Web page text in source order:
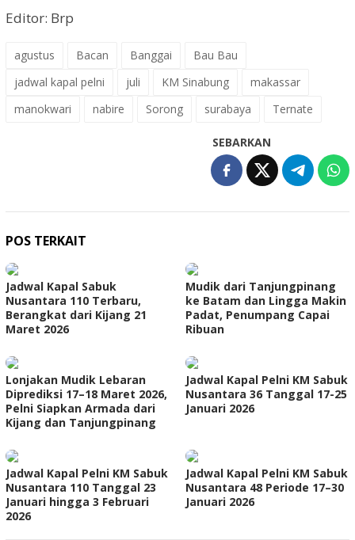
Editor: Brp
agustus Bacan Banggai
Bau Bau
jadwal kapal pelni
juli KM Sinabung
makassar
manokwari
nabire Sorong surabaya Ternate
SEBARKAN
POS TERKAIT
Jadwal Kapal Sabuk
Nusantara 110 Terbaru,
Berangkat dari Kijang 21
Maret 2026
Mudik dari Tanjungpinang
ke Batam dan Lingga Makin
Padat, Penumpang Capai
Ribuan
Lonjakan Mudik Lebaran
Diprediksi 17–18 Maret 2026,
Pelni Siapkan Armada dari
Kijang dan Tanjungpinang
Jadwal Kapal Pelni KM Sabuk
Nusantara 36 Tanggal 17-25
Januari 2026
Jadwal Kapal Pelni KM Sabuk
Nusantara 110 Tanggal 23
Januari hingga 3 Februari
2026
Jadwal Kapal Pelni KM Sabuk
Nusantara 48 Periode 17–30
Januari 2026